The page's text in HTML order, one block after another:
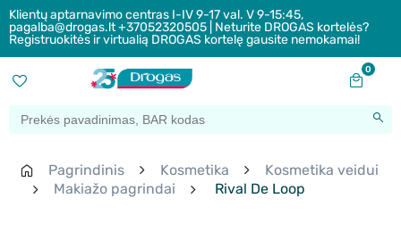
Klientų aptarnavimo centras I-IV 9-17 val. V 9-15:45,
pagalba@drogas.lt +37052320505 | Neturite DROGAS kortelės?
Registruokitės ir virtualią DROGAS kortelę gausite nemokamai!
0
Pagrindinis Kosmetika
Kosmetika veidui
Makiažo pagrindai
Rival De Loop